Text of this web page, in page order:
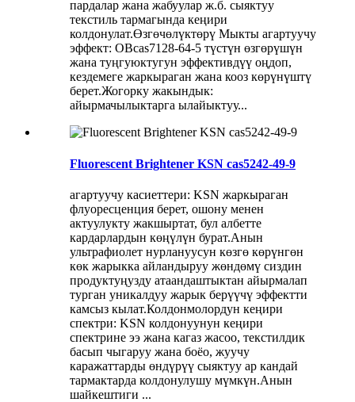
пардалар жана жабуулар ж.б. сыяктуу
текстиль тармагында кеңири
колдонулат.Өзгөчөлүктөрү Мыкты агартуучу
эффект: OBcas7128-64-5 түстүн өзгөрүшүн
жана туңгуюктугун эффективдүү оңдоп,
кездемеге жаркыраган жана кооз көрүнүштү
берет.Жогорку жакындык:
айырмачылыктарга ылайыктуу...
Fluorescent Brightener KSN cas5242-49-9
агартуучу касиеттери: KSN жаркыраган
флуоресценция берет, ошону менен
актуулукту жакшыртат, бул албетте
кардарлардын көңүлүн бурат.Анын
ультрафиолет нурлануусун көзгө көрүнгөн
көк жарыкка айландыруу жөндөмү сиздин
продуктуңузду атаандаштыктан айырмалап
турган уникалдуу жарык берүүчү эффектти
камсыз кылат.Колдонмолордун кеңири
спектри: KSN колдонуунун кеңири
спектрине ээ жана кагаз жасоо, текстилдик
басып чыгаруу жана боёо, жуучу
каражаттарды өндүрүү сыяктуу ар кандай
тармактарда колдонулушу мүмкүн.Анын
шайкештиги ...